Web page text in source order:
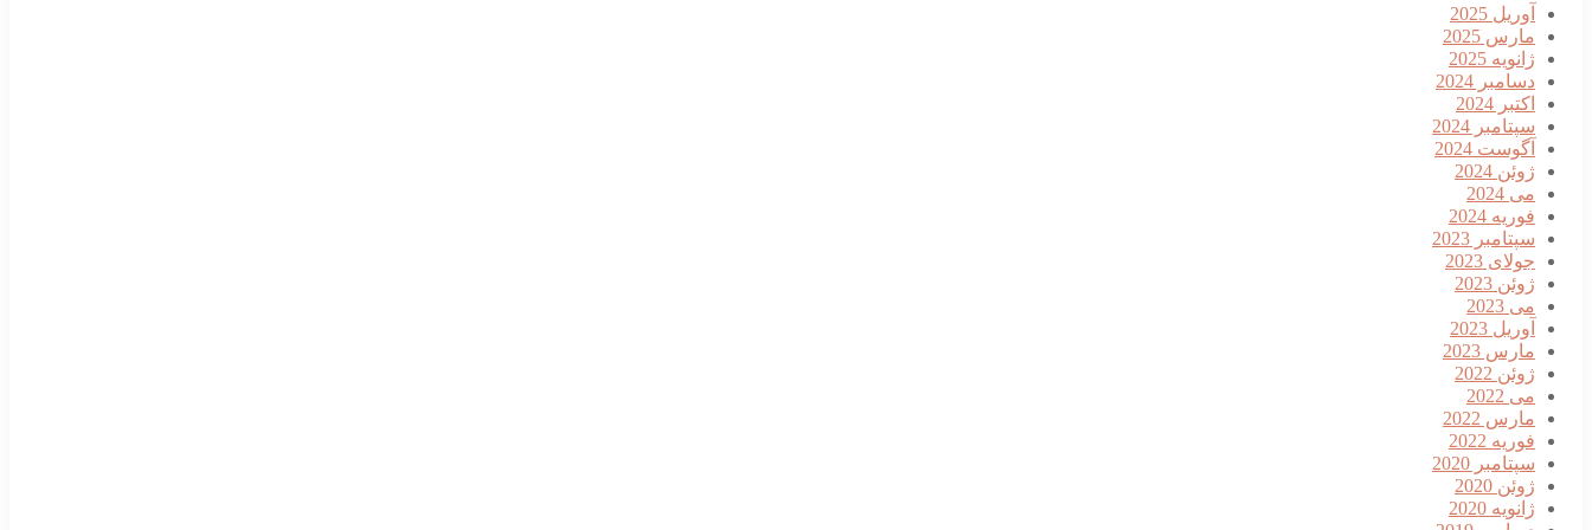
آوریل 2025
مارس 2025
ژانویه 2025
دسامبر 2024
اکتبر 2024
سپتامبر 2024
آگوست 2024
ژوئن 2024
می 2024
فوریه 2024
سپتامبر 2023
جولای 2023
ژوئن 2023
می 2023
آوریل 2023
مارس 2023
ژوئن 2022
می 2022
مارس 2022
فوریه 2022
سپتامبر 2020
ژوئن 2020
ژانویه 2020